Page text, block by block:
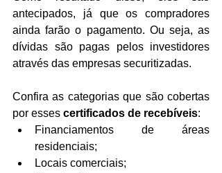
antecipados, já que os compradores
ainda farão o pagamento. Ou seja, as
dívidas são pagas pelos investidores
através das empresas securitizadas.
Confira as categorias que são cobertas
por esses certificados de recebíveis:
Financiamentos de áreas
residenciais;
Locais comerciais;